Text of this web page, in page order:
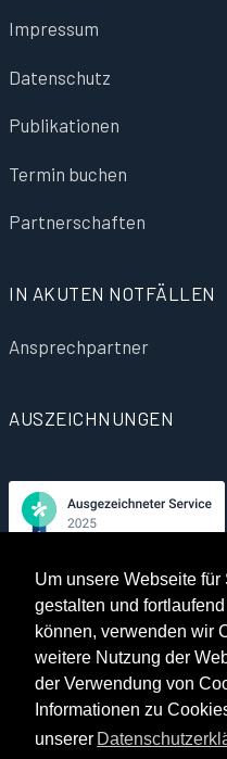
Um unsere Webseite für
gestalten und
können, verwenden wir
weitere Nutzung der
der Verwendung von
Informationen zu
unserer
Impressum
Datenschutz
Publikationen
Termin buchen
Partnerschaften
IN AKUTEN NOTFÄLLEN
Ansprechpartner
AUSZEICHNUNGEN
Gesundheitsversorgung,
Erfahrungsberichten von
Copyright © 2026 Dr.
Coaching. Alle Rechte